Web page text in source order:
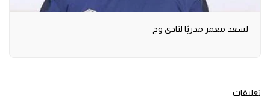
لسعد معمر مدربًا لنادي وج
تعليقات